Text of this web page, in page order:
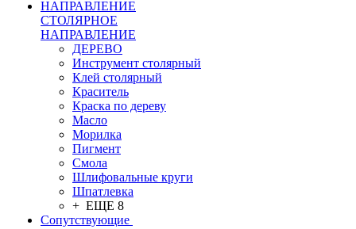
СТОЛЯРНОЕ
НАПРАВЛЕНИЕ
ДЕРЕВО
Инструмент столярный
Клей столярный
Краситель
Краска по дереву
Масло
Морилка
Пигмент
Смола
Шлифовальные круги
Шпатлевка
+ ЕЩЕ 8
Сопутствующие